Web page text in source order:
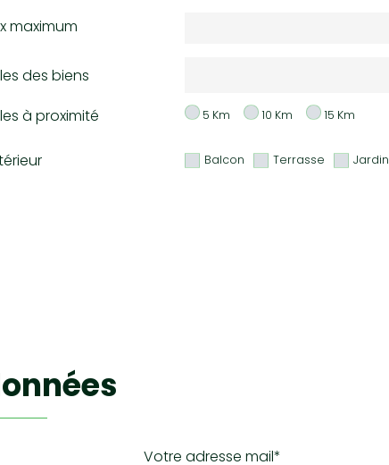
maximum
des biens
à proximité
5 Km 10 Km 15 Km
Balcon Terrasse Jardin
Votre adresse mail*